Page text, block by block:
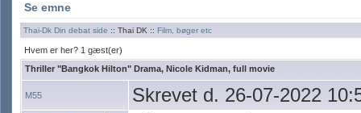
Se emne
Thai-Dk Din debat side :: Thai DK :: Film, bøger etc
Hvem er her? 1 gæst(er)
Thriller "Bangkok Hilton" Drama, Nicole Kidman, full movie
M55 Skrevet d. 26-07-2022